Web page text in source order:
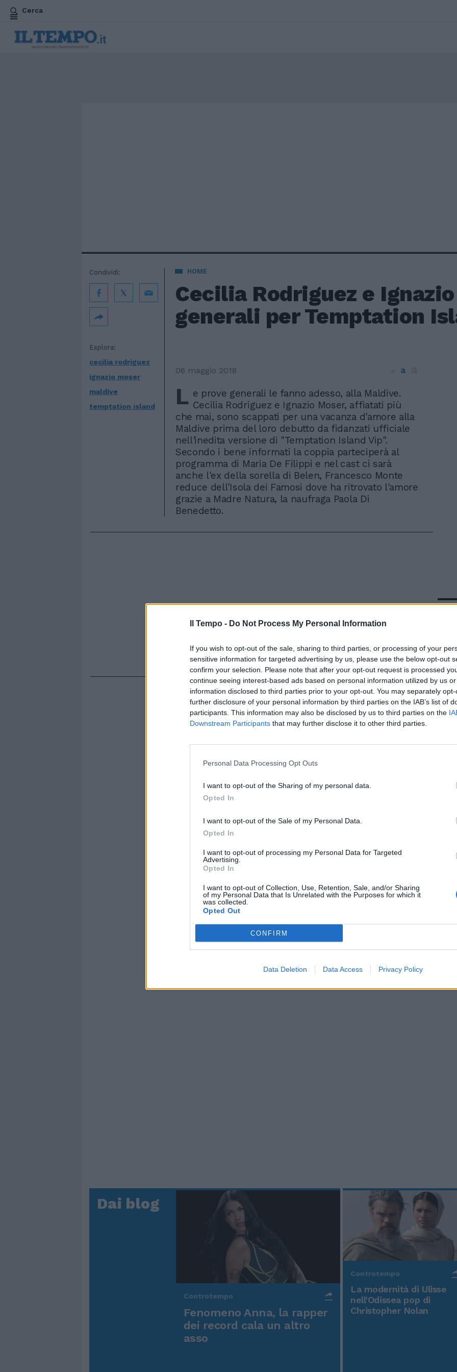
Il Tempo - Do Not Process My Personal Information
If you wish to opt-out of the sale, sharing to third parties, or processing of your
sensitive information for targeted advertising by us, please use the below opt-out
confirm your selection. Please note that after your opt-out request is processed
continue seeing interest-based ads based on personal information utilized by us
information disclosed to third parties prior to your opt-out. You may separately
further disclosure of your personal information by third parties on the IAB’s list of
participants. This information may also be disclosed by us to third parties on the
Downstream Participants that may further disclose it to other third parties.
Personal Data Processing Opt Outs
I want to opt-out of the Sharing of my personal data.
Opted In
I want to opt-out of the Sale of my Personal Data.
Opted In
I want to opt-out of processing my Personal Data for Targeted
Advertising.
Opted In
I want to opt-out of Collection, Use, Retention, Sale, and/or Sharing
of my Personal Data that Is Unrelated with the Purposes for which it
was collected.
Opted Out
CONFIRM
Data Deletion Data Access Privacy Policy
Cerca
HOME
Cecilia Rodriguez e
generali per Temptation
Esplora:
cecilia rodriguez
ignazio moser
maldive
temptation island
Condividi:
06 maggio 2018 a
L e prove generali le fanno adesso, alla Maldive.
Cecilia Rodriguez e Ignazio Moser, affiatati più
che mai, sono scappati per una vacanza d'amore alla
Maldive prima del loro debutto da fidanzati ufficiale
nell'inedita versione di "Temptation Island Vip".
Secondo i bene informati la coppia parteciperà al
programma di Maria De Filippi e nel cast ci sarà
anche l'ex della sorella di Belen, Francesco Monte
reduce dell'Isola dei Famosi dove ha ritrovato l'amore
grazie a Madre Natura, la naufraga Paola Di
Benedetto.
In
Rudy Giuliani a Come States?
americana
Dai blog
Controtempo
Fenomeno Anna, la rapper
dei record cala un altro
asso
Controtempo
La modernità di Ulisse
nell'Odissea pop di
Christopher Nolan